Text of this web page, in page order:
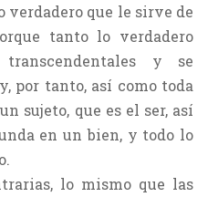
verdadero que le sirve de
tanto lo verdadero
y se
por tanto, así como toda
sujeto, que es el ser, así
en un bien, y todo lo
lo mismo que las